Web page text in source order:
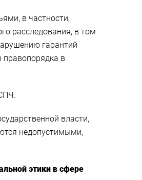
в частности,
расследования, в том
гарантий
правопорядка в
власти,
недопустимыми,
этики в сфере